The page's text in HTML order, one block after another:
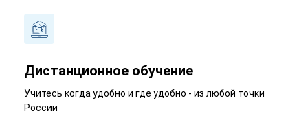
Дистанционное обучение
Учитесь когда удобно и где удобно - из любой точки
России